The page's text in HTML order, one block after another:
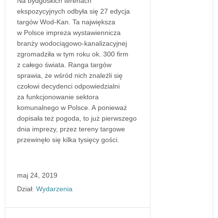
ekspozycyjnych odbyła się 27 edycja
targów Wod-Kan. Ta największa
w Polsce impreza wystawiennicza
branży wodociągowo-kanalizacyjnej
zgromadziła w tym roku ok. 300 firm
z całego świata. Ranga targów
sprawia, że wśród nich znaleźli się
czołowi decydenci odpowiedzialni
za funkcjonowanie sektora
komunalnego w Polsce. A ponieważ
dopisała też pogoda, to już pierwszego
dnia imprezy, przez tereny targowe
przewinęło się kilka tysięcy gości.
maj 24, 2019
Dział: Wydarzenia